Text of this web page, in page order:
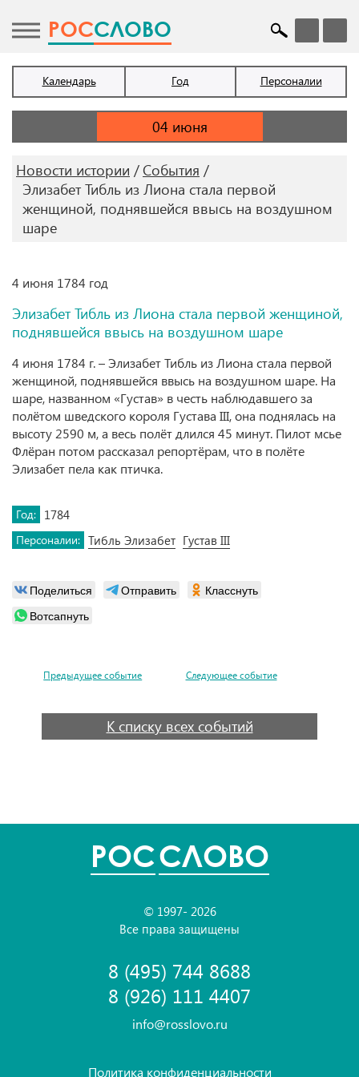
POCСЛОВО
Календарь Год Персоналии
Новости истории
События
Элизабет Тибль из Лиона стала первой
женщиной, поднявшейся ввысь на воздушном
шаре
4 июня 1784 год
Элизабет Тибль из Лиона стала первой женщиной,
поднявшейся ввысь на воздушном шаре
4 июня 1784 г. – Элизабет Тибль из Лиона стала первой
женщиной, поднявшейся ввысь на воздушном шаре. На
шаре, названном «Густав» в честь наблюдавшего за
полётом шведского короля Густава III, она поднялась на
высоту 2590 м, а весь полёт длился 45 минут. Пилот мсье
Флёран потом рассказал репортёрам, что в полёте
Элизабет пела как птичка.
Год: 1784
Персоналии: Тибль Элизабет Густав III
Поделиться Отправить
Класснуть
Вотсапнуть
Предыдущее событие Следующее событие
К списку всех событий
POCСЛОВО
© 1997- 2026
Все права защищены
8 (495) 744 8688
8 (926) 111 4407
info@rosslovo.ru
Политика конфиденциальности